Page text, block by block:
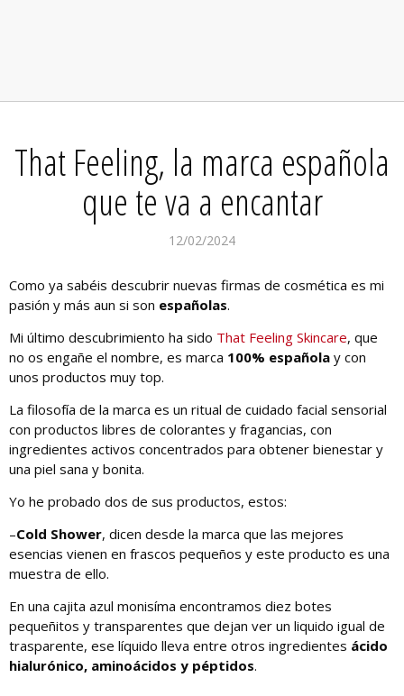
That Feeling, la marca española
que te va a encantar
12/02/2024
Como ya sabéis descubrir nuevas firmas de cosmética es mi
pasión y más aun si son españolas.
Mi último descubrimiento ha sido That Feeling Skincare, que
no os engañe el nombre, es marca 100% española y con
unos productos muy top.
La filosofía de la marca es un ritual de cuidado facial sensorial
con productos libres de colorantes y fragancias, con
ingredientes activos concentrados para obtener bienestar y
una piel sana y bonita.
Yo he probado dos de sus productos, estos:
–Cold Shower, dicen desde la marca que las mejores
esencias vienen en frascos pequeños y este producto es una
muestra de ello.
En una cajita azul monisíma encontramos diez botes
pequeñitos y transparentes que dejan ver un liquido igual de
trasparente, ese líquido lleva entre otros ingredientes ácido
hialurónico, aminoácidos y péptidos.